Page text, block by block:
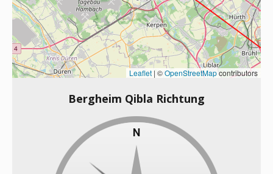
Leaflet | ©OpenStreetMapcontributors
Bergheim Qibla Richtung